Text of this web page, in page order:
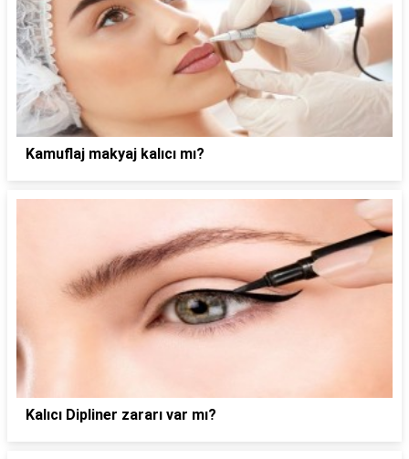
Kamuflaj makyaj kalıcı mı?
Kalıcı Dipliner zararı var mı?